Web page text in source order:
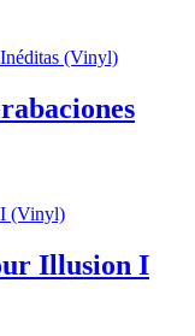
Illusion I